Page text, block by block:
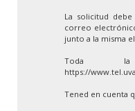
La solicitud
correo
junto a la misma
Toda
https://
Tened en cuenta